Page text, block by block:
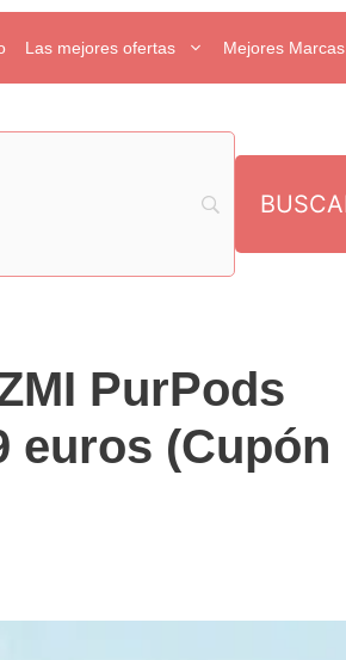
Las mejores ofertas Mejores Marcas
PurPods
euros (Cupón